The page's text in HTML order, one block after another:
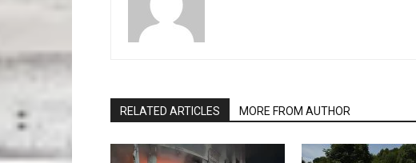
RELATED ARTICLES MORE FROM AUTHOR